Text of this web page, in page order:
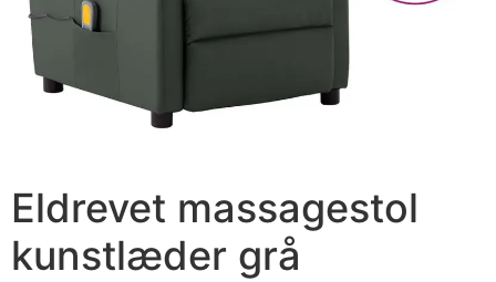
Eldrevet massagestol
kunstlæder grå